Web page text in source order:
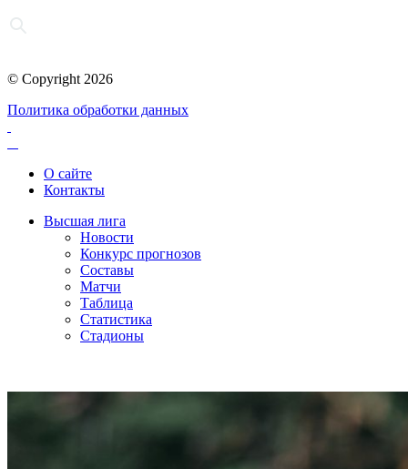
© Copyright 2026
Политика обработки данных
О сайте
Контакты
Высшая лига
Новости
Конкурс прогнозов
Составы
Матчи
Таблица
Статистика
Стадионы